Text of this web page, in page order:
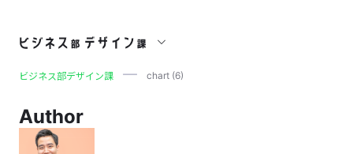
chart (6)
ビジネス部デザイン課 chart (6)
Author